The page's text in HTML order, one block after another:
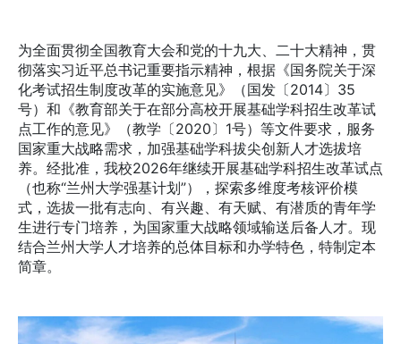
为全面贯彻全国教育大会和党的十九大、二十大精神，贯
彻落实习近平总书记重要指示精神，根据《国务院关于深
化考试招生制度改革的实施意见》（国发〔2014〕35
号）和《教育部关于在部分高校开展基础学科招生改革试
点工作的意见》（教学〔2020〕1号）等文件要求，服务
国家重大战略需求，加强基础学科拔尖创新人才选拔培
养。经批准，我校2026年继续开展基础学科招生改革试点
（也称“兰州大学强基计划”），探索多维度考核评价模
式，选拔一批有志向、有兴趣、有天赋、有潜质的青年学
生进行专门培养，为国家重大战略领域输送后备人才。现
结合兰州大学人才培养的总体目标和办学特色，特制定本
简章。